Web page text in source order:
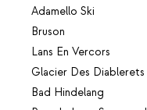
Adamello Ski
Bruson
Lans En Vercors
Glacier Des Diablerets
Bad Hindelang